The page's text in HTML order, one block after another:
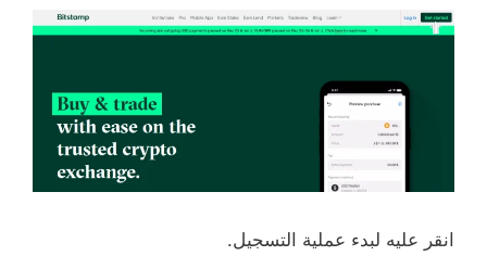
انقر عليه لبدء عملية التسجيل.